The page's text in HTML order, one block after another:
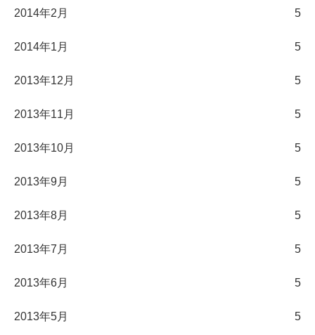
2014年2月 5
2014年1月 5
2013年12月 5
2013年11月 5
2013年10月 5
2013年9月 5
2013年8月 5
2013年7月 5
2013年6月 5
2013年5月 5